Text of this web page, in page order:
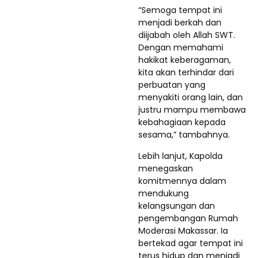
“Semoga tempat ini
menjadi berkah dan
diijabah oleh Allah SWT.
Dengan memahami
hakikat keberagaman,
kita akan terhindar dari
perbuatan yang
menyakiti orang lain, dan
justru mampu membawa
kebahagiaan kepada
sesama,” tambahnya.
Lebih lanjut, Kapolda
menegaskan
komitmennya dalam
mendukung
kelangsungan dan
pengembangan Rumah
Moderasi Makassar. Ia
bertekad agar tempat ini
terus hidup dan menjadi